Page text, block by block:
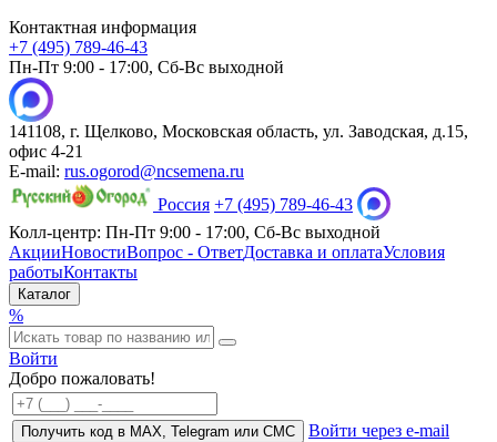
Контактная информация
+7 (495) 789-46-43
Пн-Пт 9:00 - 17:00, Сб-Вс выходной
141108, г. Щелково, Московская область, ул. Заводская, д.15,
офис 4-21
E-mail: rus.ogorod@ncsemena.ru
Россия +7 (495) 789-46-43
Колл-центр: Пн-Пт 9:00 - 17:00, Сб-Вс выходной
АкцииНовостиВопрос - ОтветДоставка и оплатаУсловия
работыКонтакты
Каталог
%
Войти
Добро пожаловать!
Получить код в MAX, Telegram или СМС
Войти через e-mail